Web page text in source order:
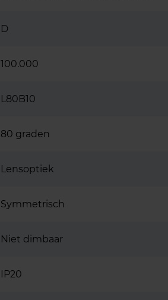
D
100.000
L80B10
80 graden
Lensoptiek
Symmetrisch
Niet dimbaar
IP20